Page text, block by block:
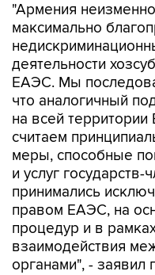
"Армения
максимально
деятельности
ЕАЭС. Мы
что аналогичный
на всей
считаем
меры, способные
и услуг
принимались
правом ЕАЭС, на
процедур и в
взаимодействия
органами", -